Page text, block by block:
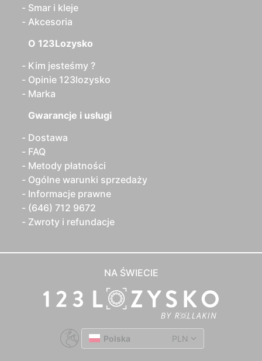
Smar i kleje
Akcesoria
O 123Lozysko
Kim jesteśmy ?
Opinie 123lozysko
Marka
Gwarancje i usługi
Dostawa
FAQ
Metody płatności
Ogólne warunki sprzedaży
Informacje prawne
(646) 712 9672
Zwroty i refundacje
NA ŚWIECIE
Polska PLN